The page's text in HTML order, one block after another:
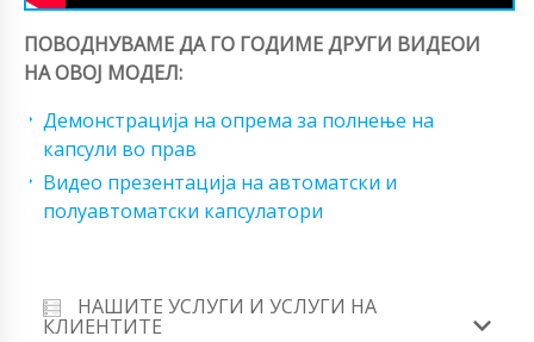
ПОВОДНУВАМЕ ДА ГО ГОДИМЕ ДРУГИ ВИДЕОИ
НА ОВОЈ МОДЕЛ:
Демонстрација на опрема за полнење на
капсули во прав
Видео презентација на автоматски и
полуавтоматски капсулатори
НАШИТЕ УСЛУГИ И УСЛУГИ НА
КЛИЕНТИТЕ